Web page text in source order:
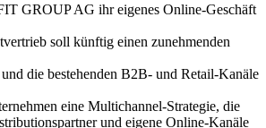
GROUP AG ihr eigenes Online-Geschäft
soll künftig einen zunehmenden
die bestehenden B2B- und Retail-Kanäle
eine Multichannel-Strategie, die
und eigene Online-Kanäle